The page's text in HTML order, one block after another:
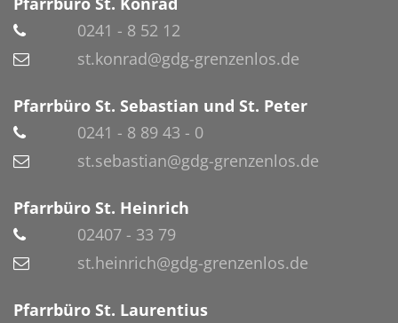
0241 - 8 52 12
st.konrad@gdg-grenzenlos.de
Pfarrbüro St. Sebastian und St. Peter
0241 - 8 89 43 - 0
st.sebastian@gdg-grenzenlos.de
Pfarrbüro St. Heinrich
02407 - 33 79
st.heinrich@gdg-grenzenlos.de
Pfarrbüro St. Laurentius